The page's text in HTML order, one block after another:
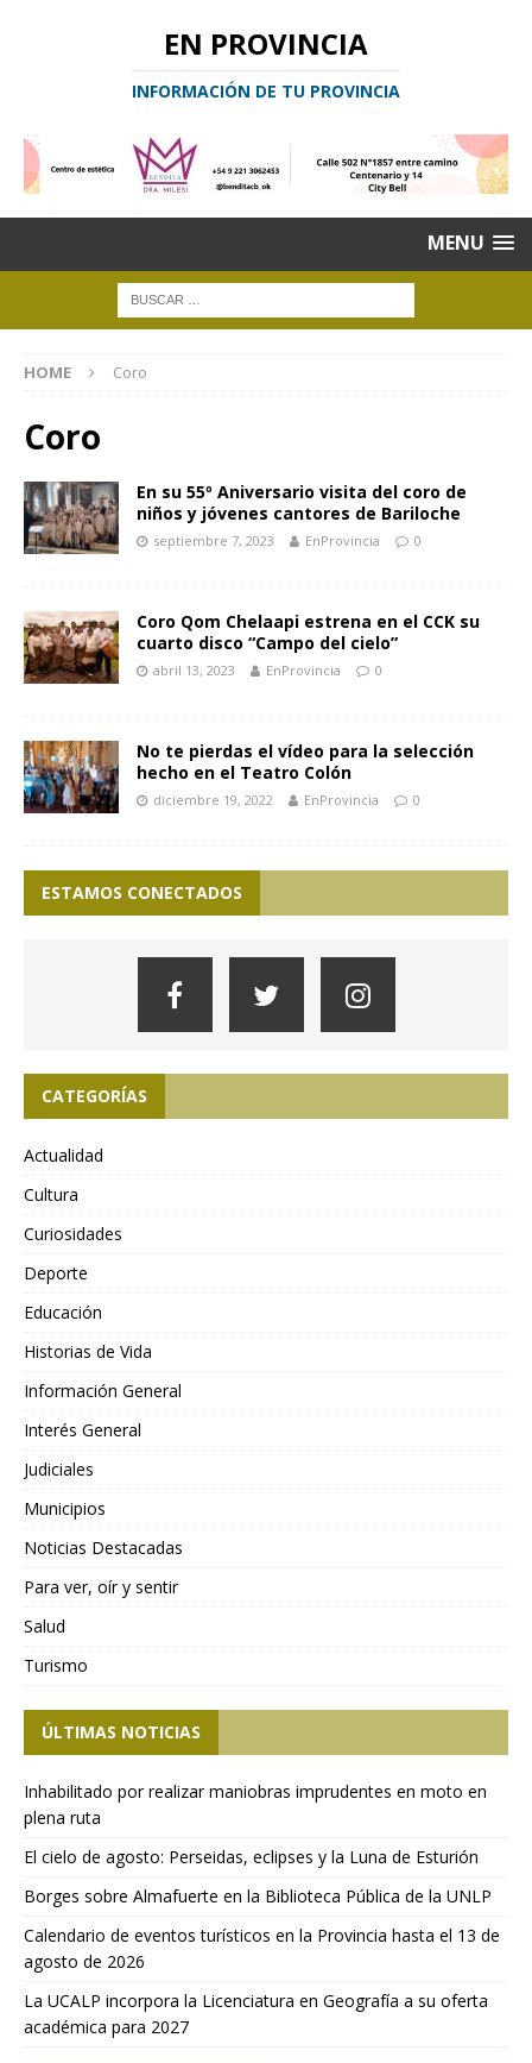
EN PROVINCIA
INFORMACIÓN DE TU PROVINCIA
MENU
HOME Coro
Coro
En su 55º Aniversario visita del coro de
niños y jóvenes cantores de Bariloche
septiembre 7, 2023 EnProvincia 0
Coro Qom Chelaapi estrena en el CCK su
cuarto disco “Campo del cielo”
abril 13, 2023 EnProvincia 0
No te pierdas el vídeo para la selección
hecho en el Teatro Colón
diciembre 19, 2022 EnProvincia 0
ESTAMOS CONECTADOS
CATEGORÍAS
Actualidad
Cultura
Curiosidades
Deporte
Educación
Historias de Vida
Información General
Interés General
Judiciales
Municipios
Noticias Destacadas
Para ver, oír y sentir
Salud
Turismo
ÚLTIMAS NOTICIAS
Inhabilitado por realizar maniobras imprudentes en moto en
plena ruta
El cielo de agosto: Perseidas, eclipses y la Luna de Esturión
Borges sobre Almafuerte en la Biblioteca Pública de la UNLP
Calendario de eventos turísticos en la Provincia hasta el 13 de
agosto de 2026
La UCALP incorpora la Licenciatura en Geografía a su oferta
académica para 2027